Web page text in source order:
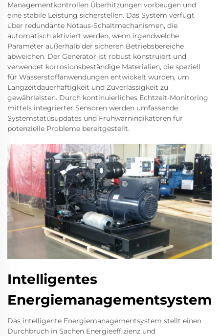
Managementkontrollen Überhitzungen vorbeugen und
eine stabile Leistung sicherstellen. Das System verfügt
über redundante Notaus-Schaltmechanismen, die
automatisch aktiviert werden, wenn irgendwelche
Parameter außerhalb der sicheren Betriebsbereiche
abweichen. Der Generator ist robust konstruiert und
verwendet korrosionsbeständige Materialien, die speziell
für Wasserstoffanwendungen entwickelt wurden, um
Langzeitdauerhaftigkeit und Zuverlässigkeit zu
gewährleisten. Durch kontinuierliches Echtzeit-Monitoring
mittels integrierter Sensoren werden umfassende
Systemstatusupdates und Frühwarnindikatoren für
potenzielle Probleme bereitgestellt.
Intelligentes
Energiemanagementsystem
Das intelligente Energiemanagementsystem stellt einen
Durchbruch in Sachen Energieeffizienz und